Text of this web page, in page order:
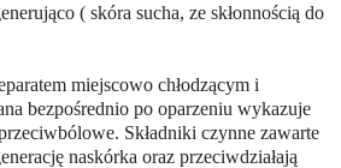
( skóra sucha, ze skłonnością do
miejscowo chłodzącym i
bezpośrednio po oparzeniu wykazuje
Składniki czynne zawarte
naskórka oraz przeciwdziałają